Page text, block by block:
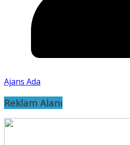
Ajans Ada
Reklam Alanı